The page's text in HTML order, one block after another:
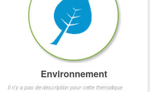
Environnement
Il n'y a pas de description pour cette thématique